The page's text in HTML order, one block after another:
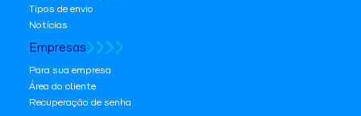
Tipos de envio
Notícias
Empresas
Para sua empresa
Área do cliente
Recuperação de senha